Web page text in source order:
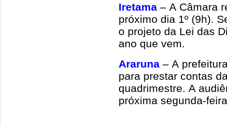
Iretama – A Câmara
próximo dia 1º (9h).
o projeto da Lei das
ano que vem.
Araruna – A
para prestar contas
quadrimestre. A
próxima segunda-